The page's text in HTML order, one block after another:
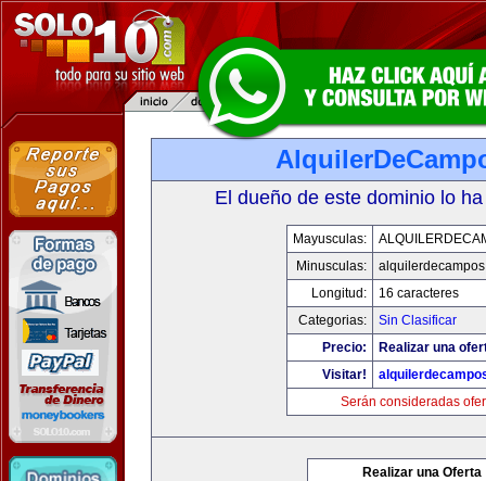
El dueño de este dominio lo
Mayusculas:
Minusculas:
Longitud:
16 caracteres
Categorias:
Sin Clasificar
Precio:
Realizar una
Visitar!
Serán consideradas
Realizar una Oferta